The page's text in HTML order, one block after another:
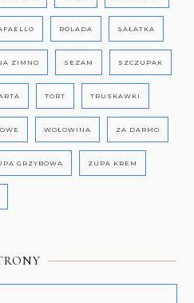
ROLADA SAŁATKA
ZIMNO SEZAM SZCZUPAK
TORT TRUSKAWKI
WOŁOWINA ZA DARMO
GRZYBOWA ZUPA KREM